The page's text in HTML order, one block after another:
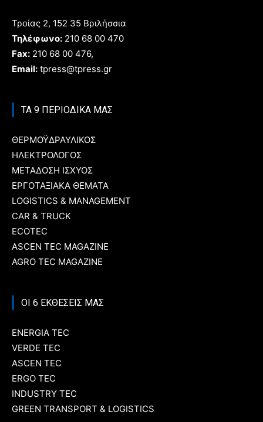
Τροίας 2, 152 35 Βριλήσσια
Τηλέφωνο: 210 68 00 470
Fax: 210 68 00 476,
Email: tpress@tpress.gr
ΤΑ 9 ΠΕΡΙΟΔΙΚΑ ΜΑΣ
ΘΕΡΜΟΫΔΡΑΥΛΙΚΟΣ
ΗΛΕΚΤΡΟΛΟΓΟΣ
ΜΕΤΑΔΟΣΗ ΙΣΧΥΟΣ
ΕΡΓΟΤΑΞΙΑΚΑ ΘΕΜΑΤΑ
LOGISTICS & MANAGEMENT
CAR & TRUCK
ECOTEC
ASCEN TEC MAGAZINE
AGRO TEC MAGAZINE
ΟΙ 6 ΕΚΘΕΣΕΙΣ ΜΑΣ
ENERGIA TEC
VERDE TEC
ASCEN TEC
ERGO TEC
INDUSTRY TEC
GREEN TRANSPORT & LOGISTICS